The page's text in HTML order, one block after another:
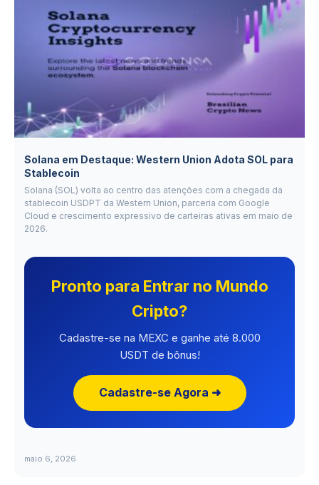
Solana em Destaque: Western Union Adota SOL para
Stablecoin
Solana (SOL) volta ao centro das atenções com a chegada da
stablecoin USDPT da Western Union, parceria com Google
Cloud e crescimento expressivo de carteiras ativas em maio de
2026.
Pronto para Entrar no Mundo
Cripto?
Cadastre-se na MEXC e ganhe até 8.000
USDT de bônus!
Cadastre-se Agora ➜
maio 6, 2026